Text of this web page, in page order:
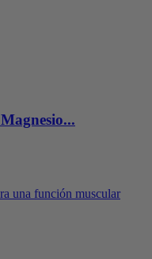
una función muscular